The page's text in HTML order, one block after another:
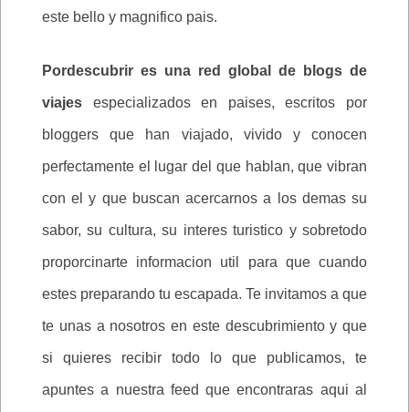
este bello y magnifico pais.
Pordescubrir es una red global de blogs de
viajes especializados en paises, escritos por
bloggers que han viajado, vivido y conocen
perfectamente el lugar del que hablan, que vibran
con el y que buscan acercarnos a los demas su
sabor, su cultura, su interes turistico y sobretodo
proporcinarte informacion util para que cuando
estes preparando tu escapada. Te invitamos a que
te unas a nosotros en este descubrimiento y que
si quieres recibir todo lo que publicamos, te
apuntes a nuestra feed que encontraras aqui al